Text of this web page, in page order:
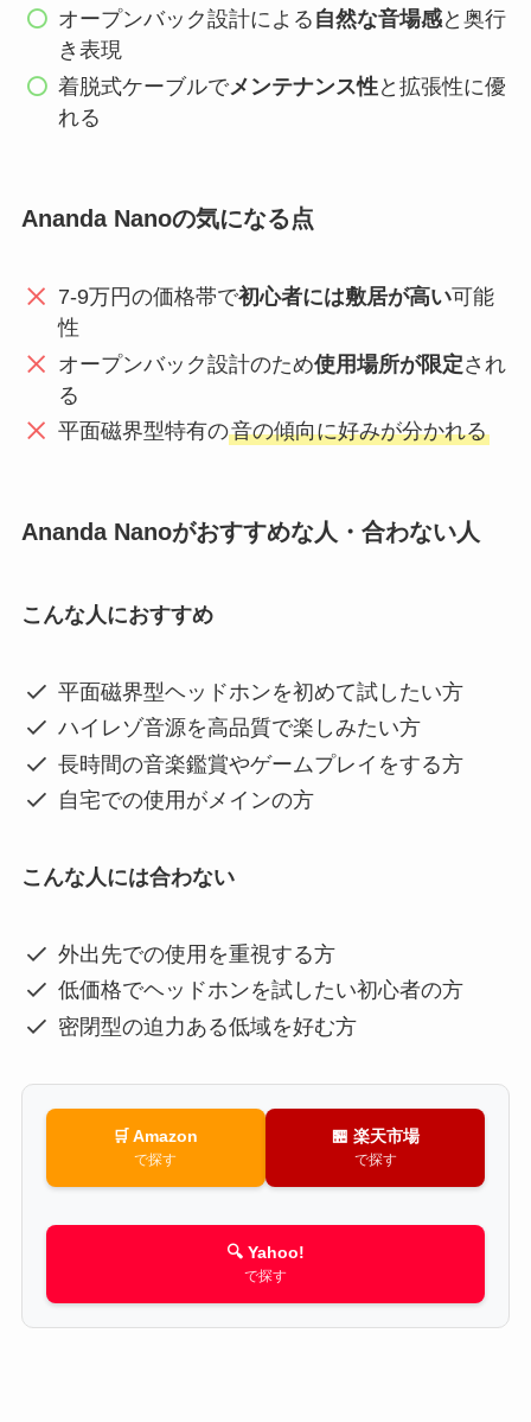
オープンバック設計による 自然な音場感と奥行
き表現
着脱式ケーブルでメンテナンス性と拡張性に優
れる
Ananda Nanoの気になる点
7-9万円の価格帯で初心者には敷居が高い可能
性
オープンバック設計のため使用場所が限定され
る
平面磁界型特有の音の傾向に好みが分かれる
Ananda Nanoがおすすめな人・合わない人
こんな人におすすめ
平面磁界型ヘッドホンを初めて試したい方
ハイレゾ音源を高品質で楽しみたい方
長時間の音楽鑑賞やゲームプレイをする方
自宅での使用がメインの方
こんな人には合わない
外出先での使用を重視する方
低価格でヘッドホンを試したい初心者の方
密閉型の迫力ある低域を好む方
🛒 Amazon
で探す
🏪 楽天市場
で探す
🔍 Yahoo!
で探す